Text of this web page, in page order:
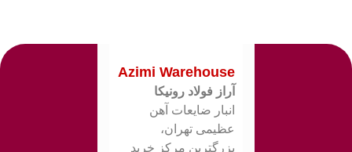
Azimi Warehouse
آراز فولاد رونیکا
انبار ضایعات آهن
عظیمی تهران،
بزرگترین مرکز خرید